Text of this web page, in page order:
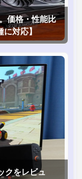
価格・性能比
対応】
クをレビュ